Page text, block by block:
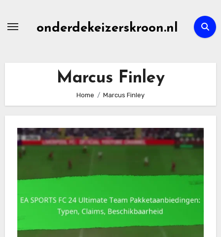
onderdekeizerskroon.nl
Marcus Finley
Home Marcus Finley